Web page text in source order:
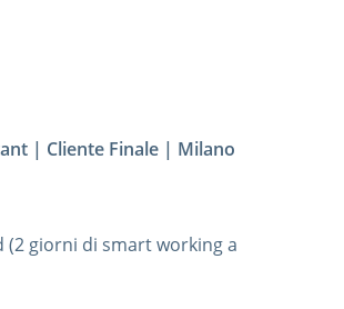
| Cliente Finale | Milano
(2 giorni di smart working a